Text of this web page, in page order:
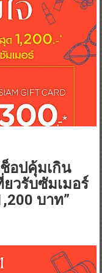
อปคุ้มเกิน
ยวรับซัมเมอร์
บาท”